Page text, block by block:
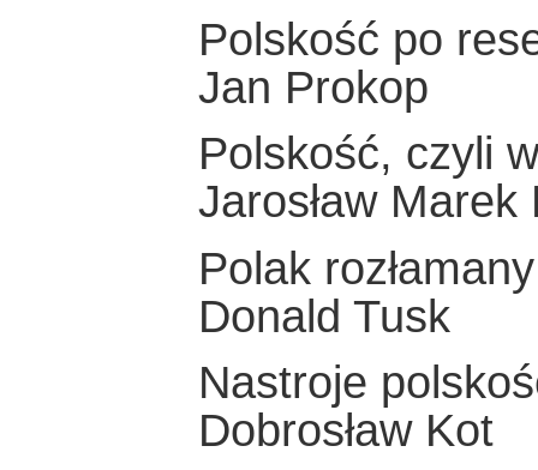
Polskość po
Jan Prokop
Polskość, czyli
Jarosław
Polak rozłamany
Donald Tusk
Nastroje
Dobrosław Kot